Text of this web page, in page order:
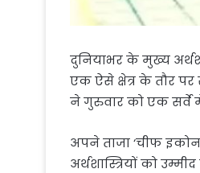
दुनियाभर के मुख्य
एक ऐसे क्षेत्र के तौर
ने गुरुवार को एक सर्वे
अपने ताजा ‘चीफ
अर्थशास्त्रियों को